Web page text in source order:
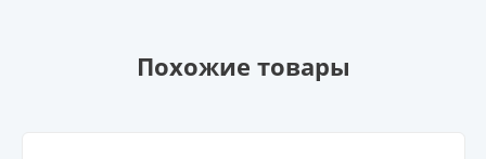
Похожие товары